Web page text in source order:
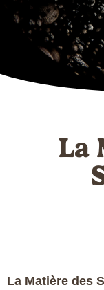
La
La Matière des